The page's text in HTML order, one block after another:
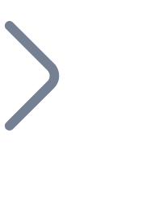
votre entreprise et
et